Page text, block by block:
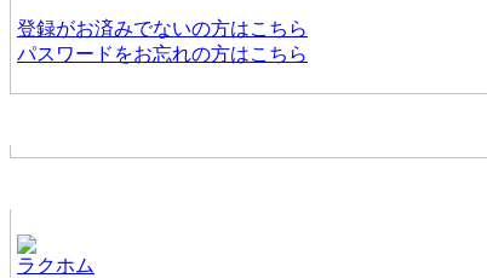
登録がお済みでないの方はこちら
パスワードをお忘れの方はこちら
ラクホム